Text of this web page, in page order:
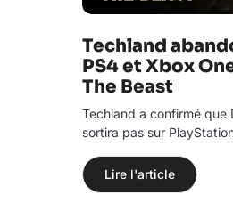
Techland
PS4 et Xbox
The Beast
Techland a confirmé que
sortira pas sur
Lire l'article